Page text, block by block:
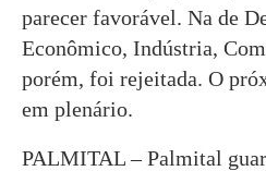
parecer favorável. Na de
Econômico, Indústria,
porém, foi rejeitada. O
em plenário.
PALMITAL – Palmital